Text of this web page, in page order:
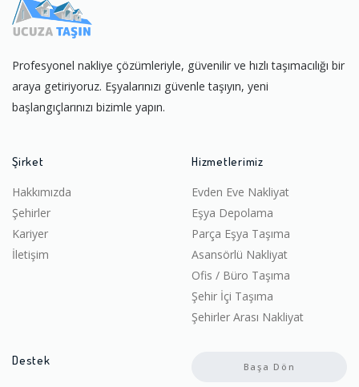
Profesyonel nakliye çözümleriyle, güvenilir ve hızlı taşımacılığı bir
araya getiriyoruz. Eşyalarınızı güvenle taşıyın, yeni
başlangıçlarınızı bizimle yapın.
Şirket
Hakkımızda
Şehirler
Kariyer
İletişim
Hizmetlerimiz
Evden Eve Nakliyat
Eşya Depolama
Parça Eşya Taşıma
Asansörlü Nakliyat
Ofis / Büro Taşıma
Şehir İçi Taşıma
Şehirler Arası Nakliyat
Destek Başa Dön